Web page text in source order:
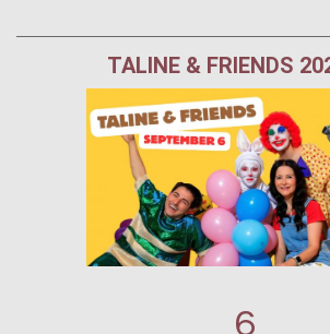
TALINE & FRIENDS
6